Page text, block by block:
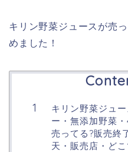
キリン野菜ジュースが売
めました！
キリン野菜ジュ
ー・無添加野菜
売ってる?販売終
天・販売店・ど